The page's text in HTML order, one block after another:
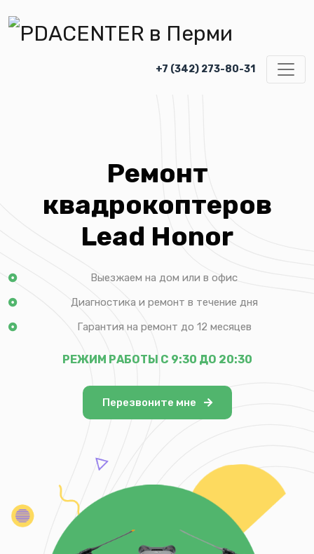
+7 (342) 273-80-31
Ремонт
квадрокоптеров
Lead Honor
Выезжаем на дом или в офис
Диагностика и ремонт в течение дня
Гарантия на ремонт до 12 месяцев
РЕЖИМ РАБОТЫ С 9:30 ДО 20:30
Перезвоните мне